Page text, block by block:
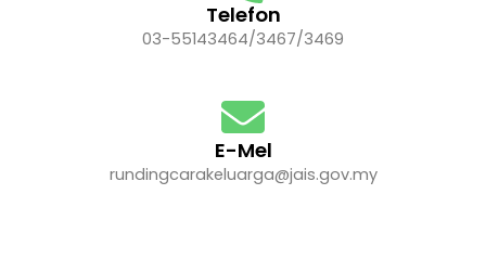
Telefon
03-55143464/3467/3469
E-Mel
rundingcarakeluarga@jais.gov.my